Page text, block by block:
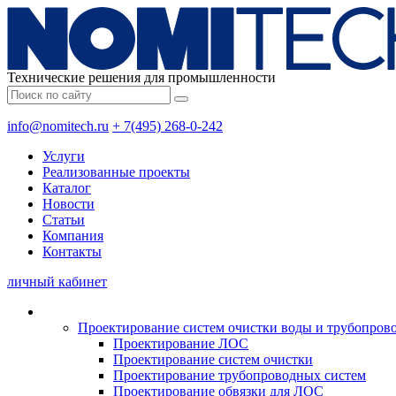
Технические решения для промышленности
info@nomitech.ru + 7(495) 268-0-242
Услуги
Реализованные проекты
Каталог
Новости
Статьи
Компания
Контакты
личный кабинет
Проектирование систем очистки воды и
Проектирование ЛОС
Проектирование систем очистки
Проектирование трубопроводных систем
Проектирование обвязки для ЛОС